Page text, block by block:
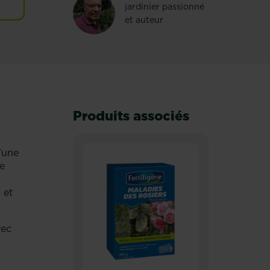
jardinier passionné
et auteur
et
Produits associés